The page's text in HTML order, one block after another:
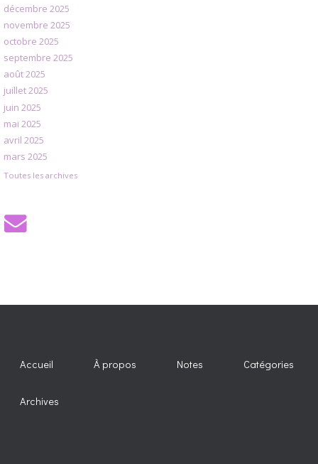
décembre 2025
novembre 2025
octobre 2025
septembre 2025
août 2025
juillet 2025
juin 2025
mai 2025
avril 2025
mars 2025
Toutes les archives
Accueil À propos Notes Catégories
Archives